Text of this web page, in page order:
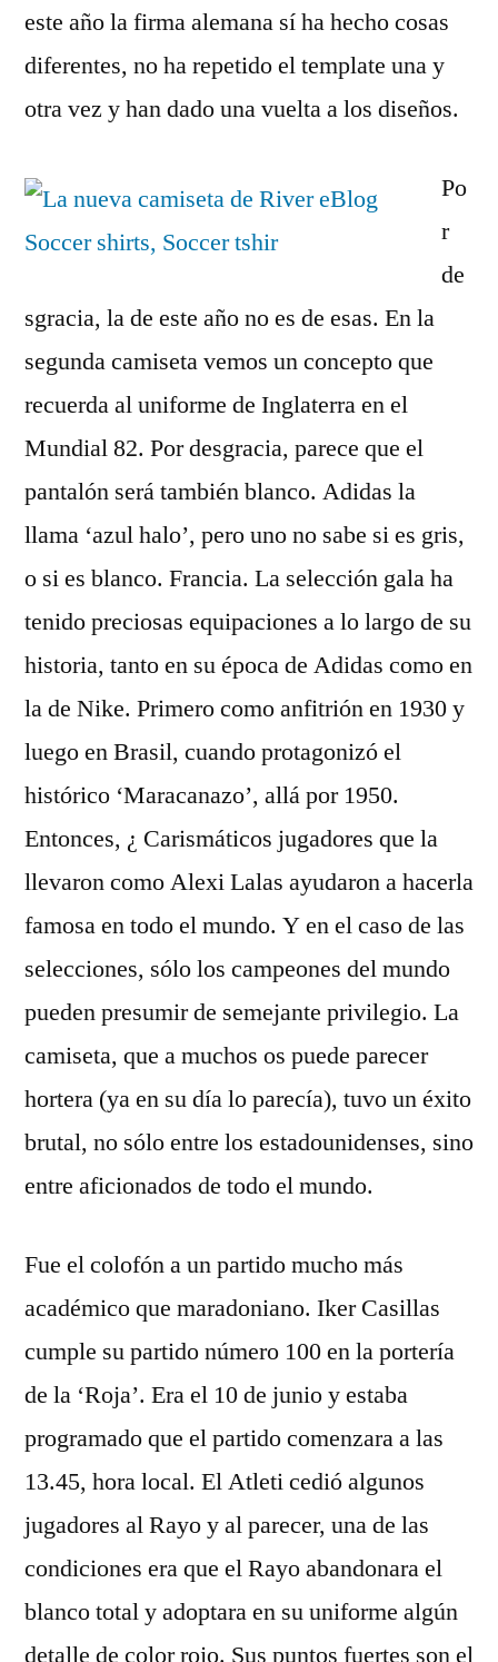
este año la firma alemana sí ha hecho cosas
diferentes, no ha repetido el template una y
otra vez y han dado una vuelta a los diseños.
Po
r
de
sgracia, la de este año no es de esas. En la
segunda camiseta vemos un concepto que
recuerda al uniforme de Inglaterra en el
Mundial 82. Por desgracia, parece que el
pantalón será también blanco. Adidas la
llama ‘azul halo’, pero uno no sabe si es gris,
o si es blanco. Francia. La selección gala ha
tenido preciosas equipaciones a lo largo de su
historia, tanto en su época de Adidas como en
la de Nike. Primero como anfitrión en 1930 y
luego en Brasil, cuando protagonizó el
histórico ‘Maracanazo’, allá por 1950.
Entonces, ¿ Carismáticos jugadores que la
llevaron como Alexi Lalas ayudaron a hacerla
famosa en todo el mundo. Y en el caso de las
selecciones, sólo los campeones del mundo
pueden presumir de semejante privilegio. La
camiseta, que a muchos os puede parecer
hortera (ya en su día lo parecía), tuvo un éxito
brutal, no sólo entre los estadounidenses, sino
entre aficionados de todo el mundo.
Fue el colofón a un partido mucho más
académico que maradoniano. Iker Casillas
cumple su partido número 100 en la portería
de la ‘Roja’. Era el 10 de junio y estaba
programado que el partido comenzara a las
13.45, hora local. El Atleti cedió algunos
jugadores al Rayo y al parecer, una de las
condiciones era que el Rayo abandonara el
blanco total y adoptara en su uniforme algún
detalle de color rojo. Sus puntos fuertes son el